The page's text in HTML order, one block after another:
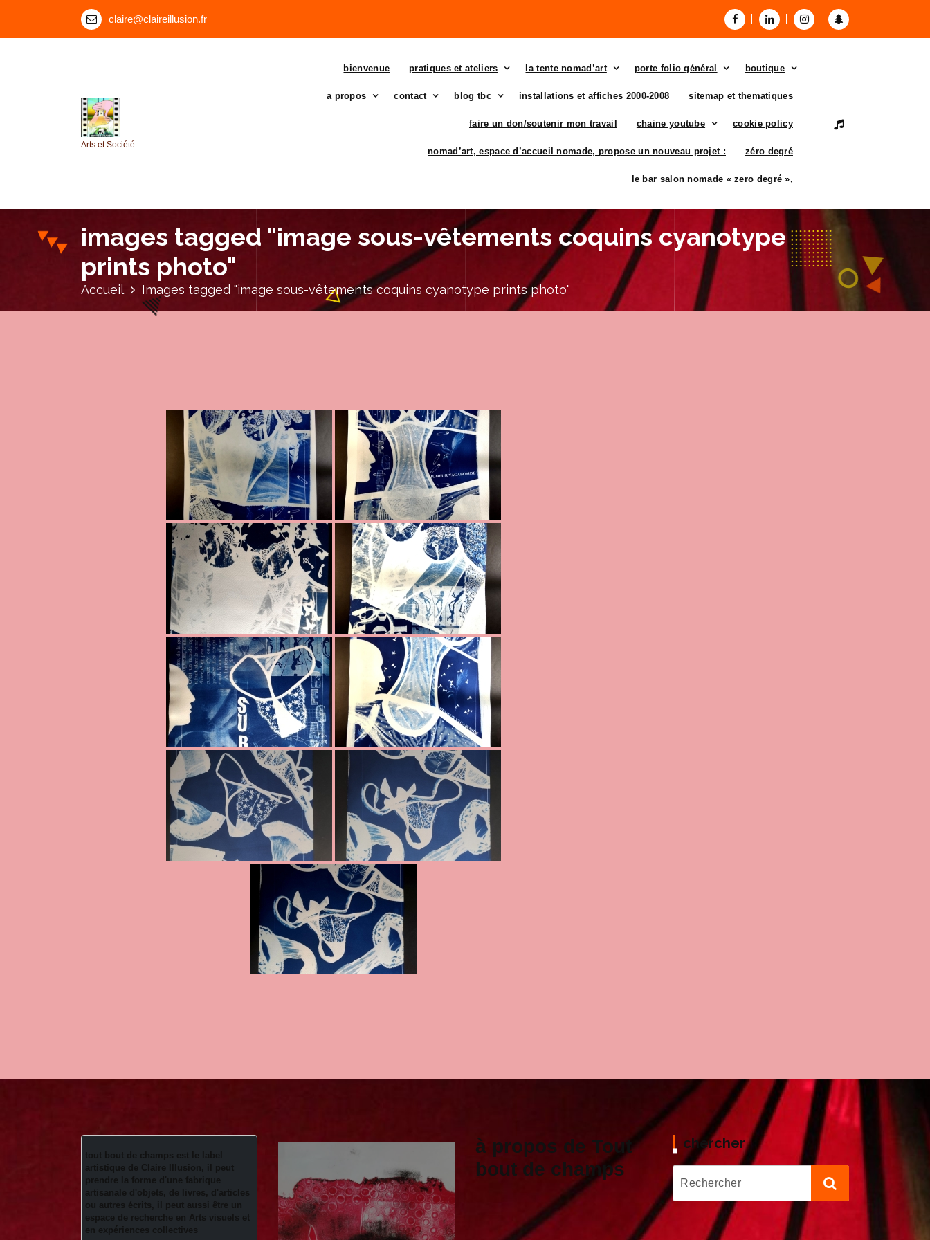
l
n
claire@claireillusion.fr
Arts et Société
bienvenue pratiques et ateliers la tente nomad’art porte folio général boutique
a propos contact blog tbc installations et affiches 2000-2008 sitemap et thematiques
faire un don/soutenir mon travail chaine youtube cookie policy
nomad’art, espace d’accueil nomade, propose un nouveau projet : zéro degré
le bar salon nomade « zero degré »,
images tagged "image sous-vêtements coquins cyanotype
prints photo"
Accueil Images tagged "image sous-vêtements coquins cyanotype prints photo"
tout bout de champs est le label
artistique de Claire Illusion, il peut
prendre la forme d'une fabrique
artisanale d'objets, de livres, d'articles
ou autres écrits, il peut aussi être un
espace de recherche en Arts visuels et
en expériences collectives
à propos de Tout
bout de champs
chercher